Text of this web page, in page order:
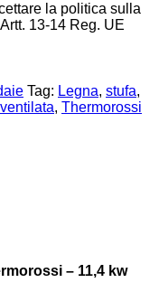
la politica sulla
13-14 Reg. UE
Tag: Legna, stufa,
, Thermorossi
– 11,4 kw